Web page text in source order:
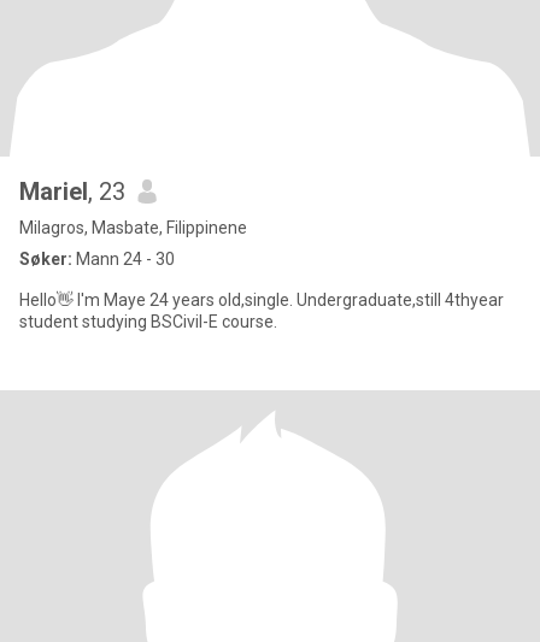
Mariel, 23
Milagros, Masbate, Filippinene
Søker: Mann 24 - 30
Hello👋 I'm Maye 24 years old,single. Undergraduate,still 4thyear
student studying BSCivil-E course.